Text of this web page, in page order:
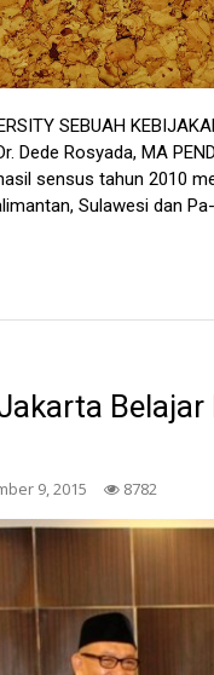
SEBUAH
Dede Rosyada, MA
sensus tahun 2010
Sulawesi dan
9, 2015 8782